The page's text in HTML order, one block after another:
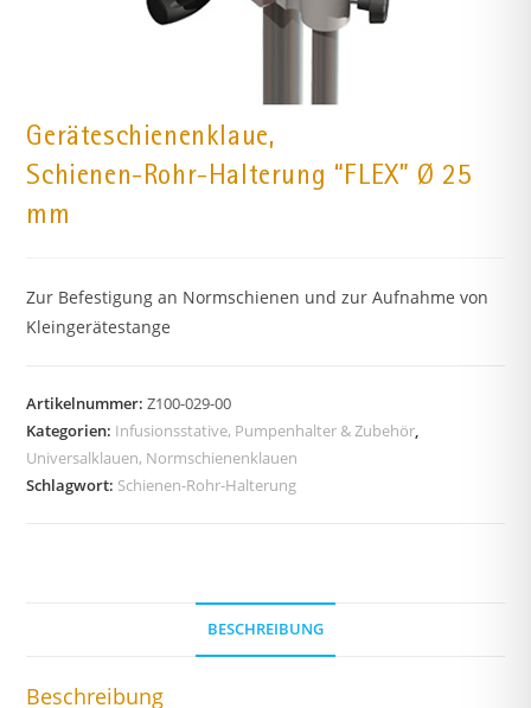
Geräteschienenklaue,
Schienen-Rohr-Halterung “FLEX” Ø 25
mm
Zur Befestigung an Normschienen und zur Aufnahme von
Kleingerätestange
Artikelnummer:Z100-029-00
Kategorien: Infusionsstative, Pumpenhalter & Zubehör,
Universalklauen, Normschienenklauen
Schlagwort: Schienen-Rohr-Halterung
BESCHREIBUNG
Beschreibung